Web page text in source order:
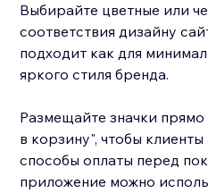
Выбирайте цветные или
соответствия дизайну
подходит как для
яркого стиля бренда.
Размещайте значки
в корзину", чтобы
способы оплаты перед
приложение можно